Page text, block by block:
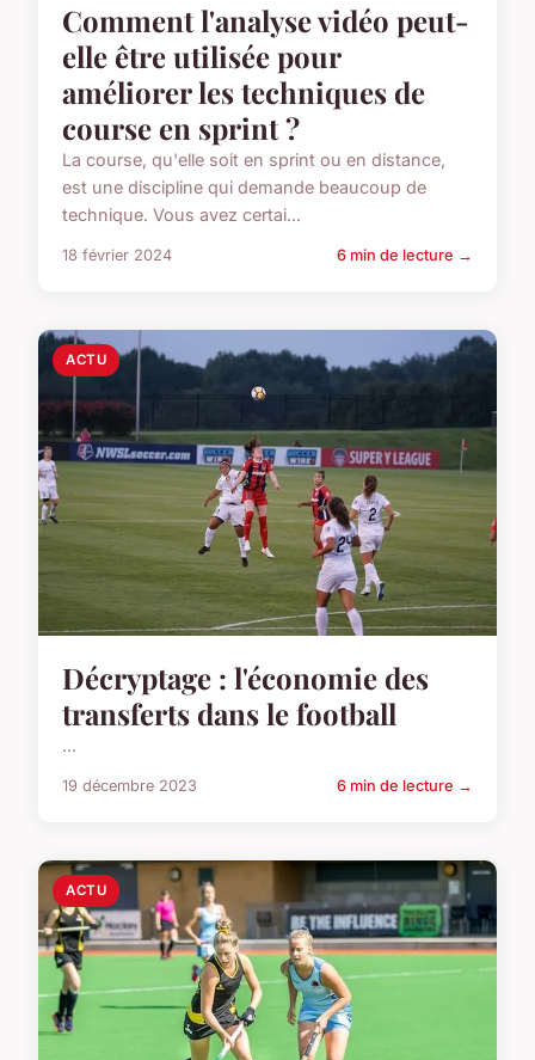
Comment l'analyse vidéo peut-
elle être utilisée pour
améliorer les techniques de
course en sprint ?
La course, qu'elle soit en sprint ou en distance,
est une discipline qui demande beaucoup de
technique. Vous avez certai...
18 février 2024 6 min de lecture →
ACTU
Décryptage : l'économie des
transferts dans le football
...
19 décembre 2023 6 min de lecture →
ACTU